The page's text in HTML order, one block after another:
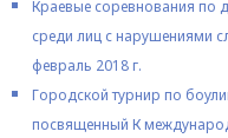
Краевые соревнования по
среди лиц с нарушениями
февраль 2018 г.
Городской турнир по
посвященный К